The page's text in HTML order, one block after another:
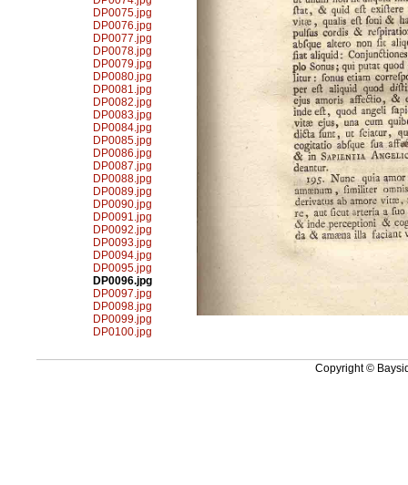
DP0075.jpg
DP0076.jpg
DP0077.jpg
DP0078.jpg
DP0079.jpg
DP0080.jpg
DP0081.jpg
DP0082.jpg
DP0083.jpg
DP0084.jpg
DP0085.jpg
DP0086.jpg
DP0087.jpg
DP0088.jpg
DP0089.jpg
DP0090.jpg
DP0091.jpg
DP0092.jpg
DP0093.jpg
DP0094.jpg
DP0095.jpg
DP0096.jpg
DP0097.jpg
DP0098.jpg
DP0099.jpg
DP0100.jpg
Copyright ©